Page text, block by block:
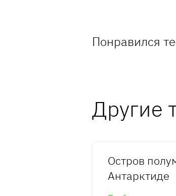
Понравился
Другие
Остров
Антарктиде